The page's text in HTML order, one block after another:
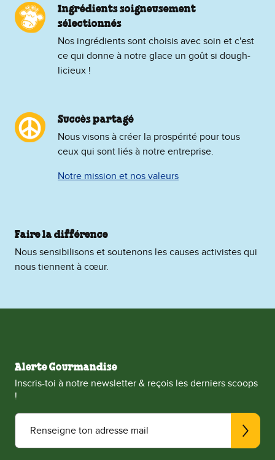
Ingrédients soigneusement
sélectionnés
Nos ingrédients sont choisis avec soin et c'est
ce qui donne à notre glace un goût si dough-
licieux !
Succès partagé
Nous visons à créer la prospérité pour tous
ceux qui sont liés à notre entreprise.
Notre mission et nos valeurs
Faire la différence
Nous sensibilisons et soutenons les causes activistes qui
nous tiennent à cœur.
Alerte Gourmandise
Inscris-toi à notre newsletter & reçois les derniers scoops
!
Renseigne ton adresse mail